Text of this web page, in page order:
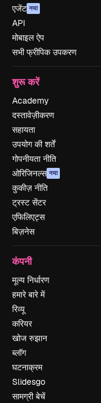
एजेंट नया
API
मोबाइल ऐप
सभी फ्रीपिक उपकरण
शुरू करें
Academy
दस्तावेज़ीकरण
सहायता
उपयोग की शर्तें
गोपनीयता नीति
ओरिजिनल्स नया
कुकीज़ नीति
ट्रस्ट सेंटर
एफिलिएट्स
बिज़नेस
कंपनी
मूल्य निर्धारण
हमारे बारे में
रिव्यू
करियर
खोज रुझान
ब्लॉग
घटनाक्रम
Slidesgo
सामग्री बेचें